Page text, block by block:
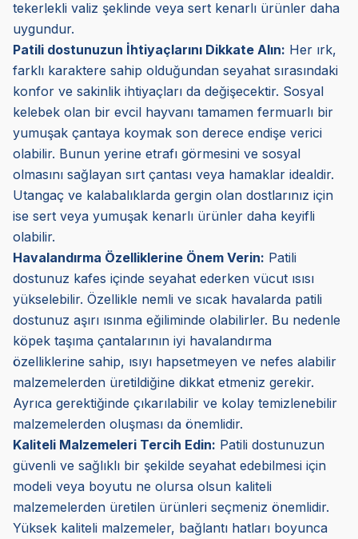
tekerlekli valiz şeklinde veya sert kenarlı ürünler daha
uygundur.
Patili dostunuzun İhtiyaçlarını Dikkate Alın: Her ırk,
farklı karaktere sahip olduğundan seyahat sırasındaki
konfor ve sakinlik ihtiyaçları da değişecektir. Sosyal
kelebek olan bir evcil hayvanı tamamen fermuarlı bir
yumuşak çantaya koymak son derece endişe verici
olabilir. Bunun yerine etrafı görmesini ve sosyal
olmasını sağlayan sırt çantası veya hamaklar idealdir.
Utangaç ve kalabalıklarda gergin olan dostlarınız için
ise sert veya yumuşak kenarlı ürünler daha keyifli
olabilir.
Havalandırma Özelliklerine Önem Verin: Patili
dostunuz kafes içinde seyahat ederken vücut ısısı
yükselebilir. Özellikle nemli ve sıcak havalarda patili
dostunuz aşırı ısınma eğiliminde olabilirler. Bu nedenle
köpek taşıma çantalarının iyi havalandırma
özelliklerine sahip, ısıyı hapsetmeyen ve nefes alabilir
malzemelerden üretildiğine dikkat etmeniz gerekir.
Ayrıca gerektiğinde çıkarılabilir ve kolay temizlenebilir
malzemelerden oluşması da önemlidir.
Kaliteli Malzemeleri Tercih Edin: Patili dostunuzun
güvenli ve sağlıklı bir şekilde seyahat edebilmesi için
modeli veya boyutu ne olursa olsun kaliteli
malzemelerden üretilen ürünleri seçmeniz önemlidir.
Yüksek kaliteli malzemeler, bağlantı hatları boyunca